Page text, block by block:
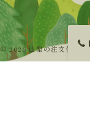
© 2026 山梨の注文住宅